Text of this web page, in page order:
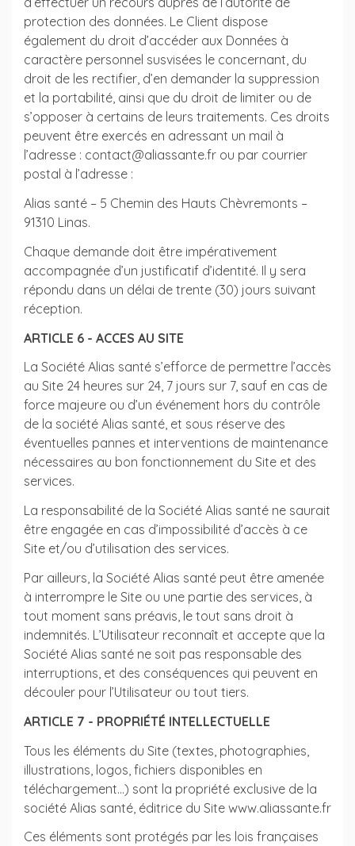
protection des données. Le Client dispose
également du droit d’accéder aux Données à
caractère personnel susvisées le concernant, du
droit de les rectifier, d’en demander la suppression
et la portabilité, ainsi que du droit de limiter ou de
s’opposer à certains de leurs traitements. Ces droits
peuvent être exercés en adressant un mail à
l’adresse : contact@aliassante.fr ou par courrier
postal à l’adresse :
Alias santé – 5 Chemin des Hauts Chèvremonts –
91310 Linas.
Chaque demande doit être impérativement
accompagnée d’un justificatif d’identité. Il y sera
répondu dans un délai de trente (30) jours suivant
réception.
ARTICLE 6 - ACCES AU SITE
La Société Alias santé s’efforce de permettre l’accès
au Site 24 heures sur 24, 7 jours sur 7, sauf en cas de
force majeure ou d’un événement hors du contrôle
de la société Alias santé, et sous réserve des
éventuelles pannes et interventions de maintenance
nécessaires au bon fonctionnement du Site et des
services.
La responsabilité de la Société Alias santé ne saurait
être engagée en cas d’impossibilité d’accès à ce
Site et/ou d’utilisation des services.
Par ailleurs, la Société Alias santé peut être amenée
à interrompre le Site ou une partie des services, à
tout moment sans préavis, le tout sans droit à
indemnités. L’Utilisateur reconnaît et accepte que la
Société Alias santé ne soit pas responsable des
interruptions, et des conséquences qui peuvent en
découler pour l’Utilisateur ou tout tiers.
ARTICLE 7 - PROPRIÉTÉ INTELLECTUELLE
Tous les éléments du Site (textes, photographies,
illustrations, logos, fichiers disponibles en
téléchargement...) sont la propriété exclusive de la
société Alias santé, éditrice du Site www.aliassante.fr
Ces éléments sont protégés par les lois françaises